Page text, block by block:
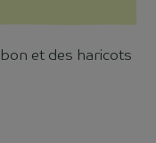
et des haricots